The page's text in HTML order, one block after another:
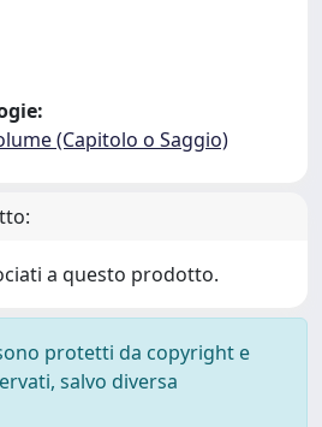
(Capitolo o Saggio)
a questo prodotto.
protetti da copyright e
salvo diversa